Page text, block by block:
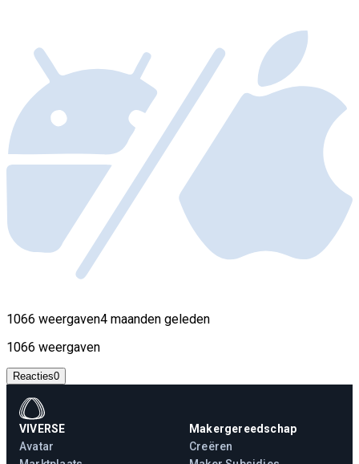
1066 weergaven4 maanden geleden
1066 weergaven
Reacties0
VIVERSE
Avatar
Makergereedschap
Creëren